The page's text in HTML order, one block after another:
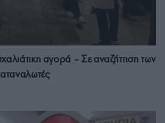
αγορά – Σε αναζήτηση των